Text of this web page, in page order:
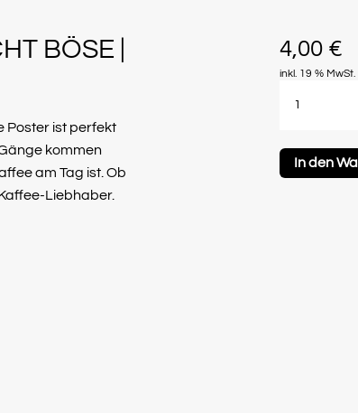
BÖSE |
Poster ist perfekt
kommen
am Tag ist. Ob
Liebhaber.
4,00 €
inkl. 19 % MwSt.
esIn den